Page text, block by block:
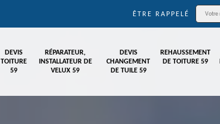
ÊTRE RAPPELÉ
DEVIS
TOITURE
59
RÉPARATEUR,
INSTALLATEUR DE
VELUX 59
DEVIS
CHANGEMENT
DE TUILE 59
REHAUSSEMENT
DE TOITURE 59